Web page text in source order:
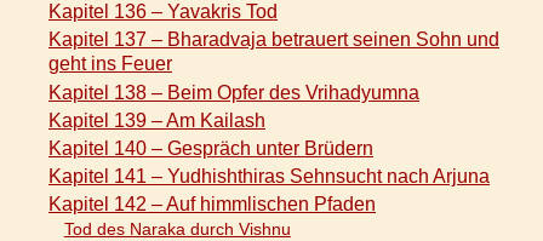
Kapitel 136 – Yavakris Tod
Kapitel 137 – Bharadvaja betrauert seinen Sohn und
geht ins Feuer
Kapitel 138 – Beim Opfer des Vrihadyumna
Kapitel 139 – Am Kailash
Kapitel 140 – Gespräch unter Brüdern
Kapitel 141 – Yudhishthiras Sehnsucht nach Arjuna
Kapitel 142 – Auf himmlischen Pfaden
Tod des Naraka durch Vishnu